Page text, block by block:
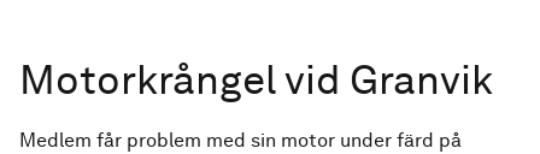
Motorkrångel vid Granvik
Medlem får problem med sin motor under färd på